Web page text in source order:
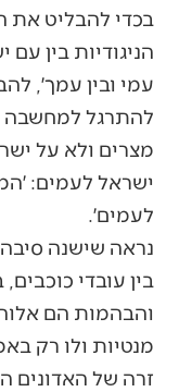
בכדי להבליט את
הניגודיות בין עם
עמי ובין עמך׳,
להתרגל למחשבה
מצרים ולא על
ישראל לעמים:
לעמים׳.
נראה שישנה
בין עובדי
והבהמות הם
מנטיות ולו רק
זרה של האדונים